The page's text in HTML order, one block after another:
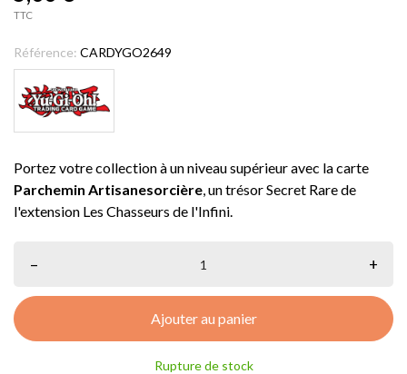
TTC
Référence: CARDYGO2649
Portez votre collection à un niveau supérieur avec la carte
Parchemin Artisanesorcière, un trésor Secret Rare de
l'extension Les Chasseurs de l'Infini.
– +
Ajouter au panier
Rupture de stock